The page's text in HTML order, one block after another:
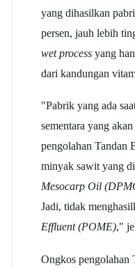
yang dihasilkan
persen, jauh lebih
wet process yang
dari kandungan
"Pabrik yang ada
sementara yang
pengolahan Tandan
minyak sawit yang
Mesocarp Oil
Jadi, tidak
Effluent (POME),"
Ongkos pengolahan